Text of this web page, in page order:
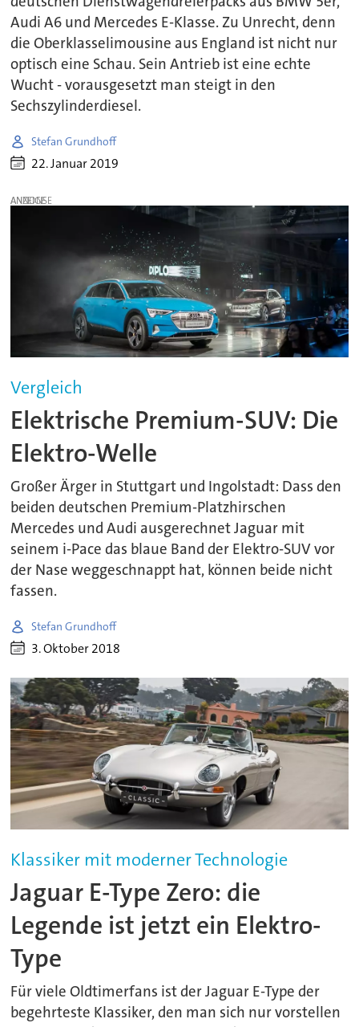
Audi A6 und Mercedes E-Klasse. Zu Unrecht, denn
die Oberklasselimousine aus England ist nicht nur
optisch eine Schau. Sein Antrieb ist eine echte
Wucht - vorausgesetzt man steigt in den
Sechszylinderdiesel.
Stefan Grundhoff
22. Januar 2019
ANZEIGE
Vergleich
Elektrische Premium-SUV: Die
Elektro-Welle
Großer Ärger in Stuttgart und Ingolstadt: Dass den
beiden deutschen Premium-Platzhirschen
Mercedes und Audi ausgerechnet Jaguar mit
seinem i-Pace das blaue Band der Elektro-SUV vor
der Nase weggeschnappt hat, können beide nicht
fassen.
Stefan Grundhoff
3. Oktober 2018
Klassiker mit moderner Technologie
Jaguar E-Type Zero: die
Legende ist jetzt ein Elektro-
Type
Für viele Oldtimerfans ist der Jaguar E-Type der
begehrteste Klassiker, den man sich nur vorstellen